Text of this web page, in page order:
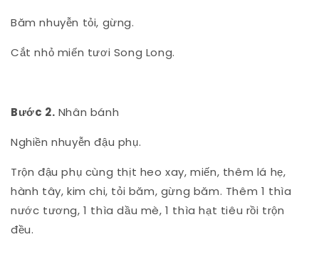
Băm nhuyễn tỏi, gừng.
Cắt nhỏ miến tươi Song Long.
Bước 2. Nhân bánh
Nghiền nhuyễn đậu phụ.
Trộn đậu phụ cùng thịt heo xay, miến, thêm lá hẹ,
hành tây, kim chi, tỏi băm, gừng băm. Thêm 1 thìa
nước tương, 1 thìa dầu mè, 1 thìa hạt tiêu rồi trộn
đều.